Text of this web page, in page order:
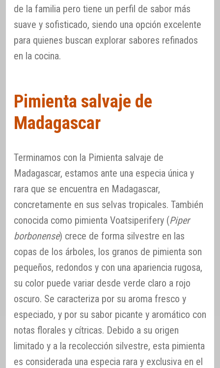
de la familia pero tiene un perfil de sabor más
suave y sofisticado, siendo una opción excelente
para quienes buscan explorar sabores refinados
en la cocina.
Pimienta salvaje de
Madagascar
Terminamos con la Pimienta salvaje de
Madagascar, estamos ante una especia única y
rara que se encuentra en Madagascar,
concretamente en sus selvas tropicales. También
conocida como pimienta Voatsiperifery (Piper
borbonense) crece de forma silvestre en las
copas de los árboles, los granos de pimienta son
pequeños, redondos y con una apariencia rugosa,
su color puede variar desde verde claro a rojo
oscuro. Se caracteriza por su aroma fresco y
especiado, y por su sabor picante y aromático con
notas florales y cítricas. Debido a su origen
limitado y a la recolección silvestre, esta pimienta
es considerada una especia rara y exclusiva en el